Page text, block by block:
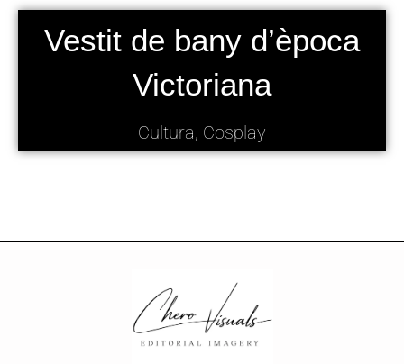
Vestit de bany d’època
Victoriana
Cultura, Cosplay